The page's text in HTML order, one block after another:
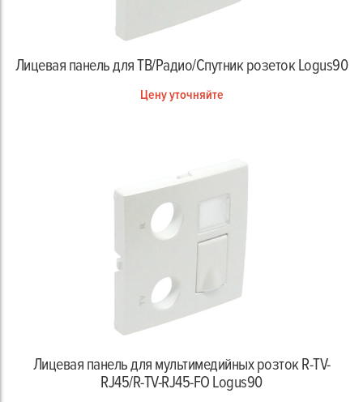
Лицевая панель для ТВ/Радио/Спутник розеток Logus90
Цену уточняйте
Лицевая панель для мультимедийных розток R-TV-
RJ45/R-TV-RJ45-FO Logus90